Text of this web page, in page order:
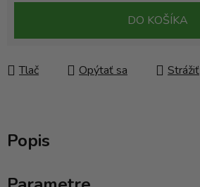
DO KOŠÍKA
Tlač Opýtať sa Strážiť
Popis